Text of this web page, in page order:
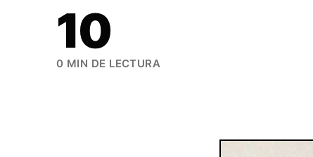
10
0 MIN DE LECTURA